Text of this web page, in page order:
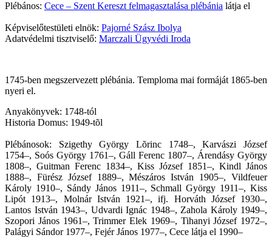
Plébános: Cece – Szent Kereszt felmagasztalása plébánia látja el
Képviselőtestületi elnök: Pajorné Szász Ibolya
Adatvédelmi tisztviselő: Marczali Ügyvédi Iroda
1745-ben megszervezett plébánia. Temploma mai formáját 1865-ben
nyeri el.
Anyakönyvek: 1748-tól
Historia Domus: 1949-tõl
Plébánosok: Szigethy György Lõrinc 1748–, Karvászi József
1754–, Soós György 1761–, Gáll Ferenc 1807–, Árendásy György
1808–, Guitman Ferenc 1834–, Kiss József 1851–, Kindl János
1888–, Fürész József 1889–, Mészáros István 1905–, Vildfeuer
Károly 1910–, Sándy János 1911–, Schmall György 1911–, Kiss
Lipót 1913–, Molnár István 1921–, ifj. Horváth József 1930–,
Lantos István 1943–, Udvardi Ignác 1948–, Zahola Károly 1949–,
Szopori János 1961–, Trimmer Elek 1969–, Tihanyi József 1972–,
Palágyi Sándor 1977–, Fejér János 1977–, Cece látja el 1990–